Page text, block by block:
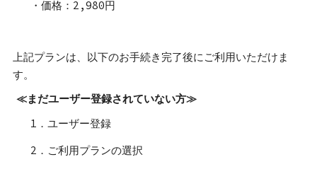
・価格：2,980円
上記プランは、以下のお手続き完了後にご利用いただけま
す。
≪まだユーザー登録されていない方≫
1．ユーザー登録
2．ご利用プランの選択